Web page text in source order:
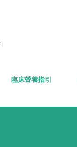
臨床營養指引